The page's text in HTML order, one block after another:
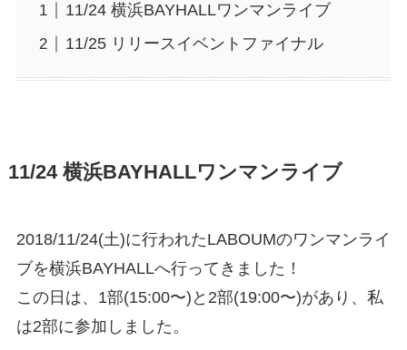
11/24 横浜BAYHALLワンマンライブ
11/25 リリースイベントファイナル
11/24 横浜BAYHALLワンマンライブ
2018/11/24(土)に行われたLABOUMのワンマンライ
ブを横浜BAYHALLへ行ってきました！
この日は、1部(15:00〜)と2部(19:00〜)があり、私
は2部に参加しました。